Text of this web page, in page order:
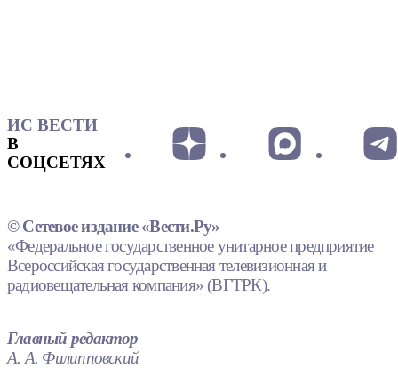
ИС ВЕСТИ
В
СОЦСЕТЯХ
© Сетевое издание «Вести.Ру»
«Федеральное государственное унитарное предприятие
Всероссийская государственная телевизионная и
радиовещательная компания» (ВГТРК).
Главный редактор
А. А. Филипповский